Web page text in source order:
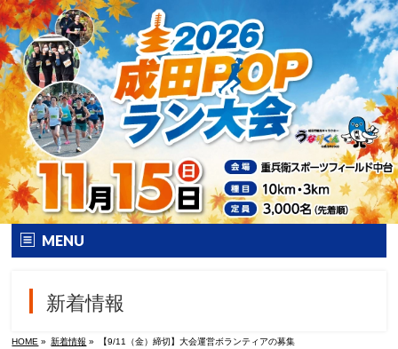
MENU
新着情報
HOME » 新着情報 » 【9/11（金）締切】大会運営ボランティアの募集